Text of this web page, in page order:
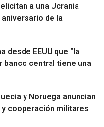
a una Ucrania
de la
desde EEUU que "la
banco central tiene una
y Noruega anuncian
cooperación militares